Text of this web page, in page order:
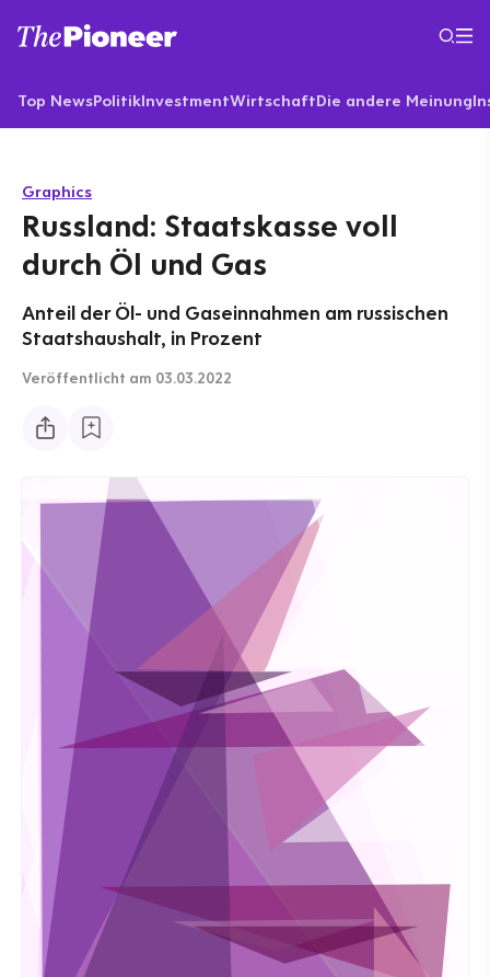
Top NewsPolitikInvestmentWirtschaftDie andere Meinung
Graphics
Russland: Staatskasse voll
durch Öl und Gas
Anteil der Öl- und Gaseinnahmen am russischen
Staatshaushalt, in Prozent
Veröffentlicht am 03.03.2022